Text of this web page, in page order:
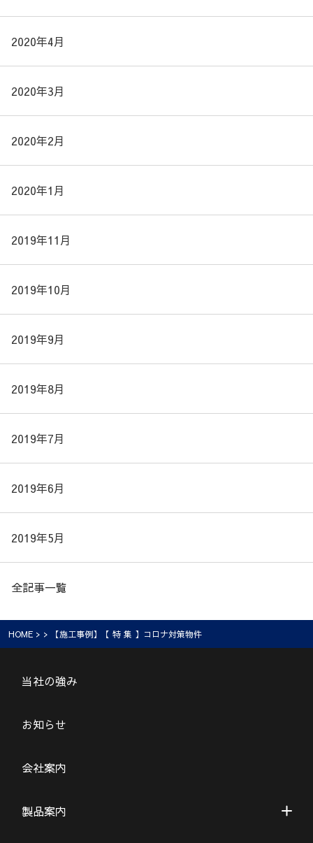
2020年4月
2020年3月
2020年2月
2020年1月
2019年11月
2019年10月
2019年9月
2019年8月
2019年7月
2019年6月
2019年5月
全記事一覧
HOME > > 【施工事例】【 特 集 】コロナ対策物件
当社の強み
お知らせ
会社案内
製品案内